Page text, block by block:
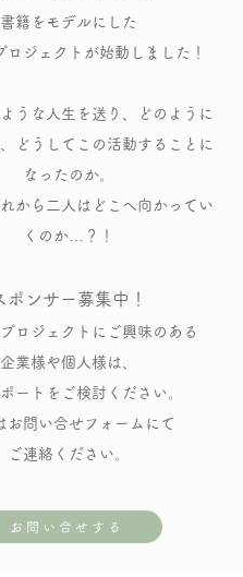
書籍をモデルにした
ロジェクトが始動しました！
うな人生を送り、どのように
どうしてこの活動することに
なったのか。
から二人はどこへ向かってい
くのか…？！
ポンサー募集中！
ロジェクトにご興味のある
企業様や個人様は、
ートをご検討ください。
お問い合せフォームにて
ご連絡ください。
お問い合せする